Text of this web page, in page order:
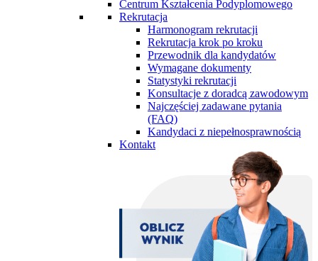
Centrum Kształcenia Podyplomowego
Rekrutacja
Harmonogram rekrutacji
Rekrutacja krok po kroku
Przewodnik dla kandydatów
Wymagane dokumenty
Statystyki rekrutacji
Konsultacje z doradcą zawodowym
Najczęściej zadawane pytania
(FAQ)
Kandydaci z niepełnosprawnością
Kontakt